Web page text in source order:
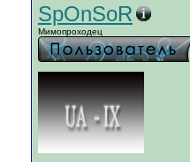
SpOnSoR
Мимопроходец